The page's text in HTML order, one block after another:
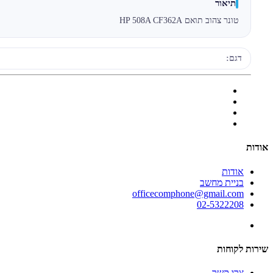
תיאור
טונר צהוב תואם HP 508A CF362A
דגם:
אודות
אודות
בניית מחשב
officecomphone@gmail.com
02-5322208
שירות לקוחות